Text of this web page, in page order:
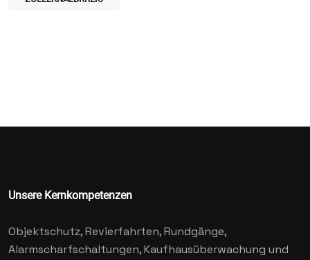
Unsere Kernkompetenzen
Objektschutz, Revierfahrten, Rundgänge,
Alarmscharfschaltungen, Kaufhausüberwachung und